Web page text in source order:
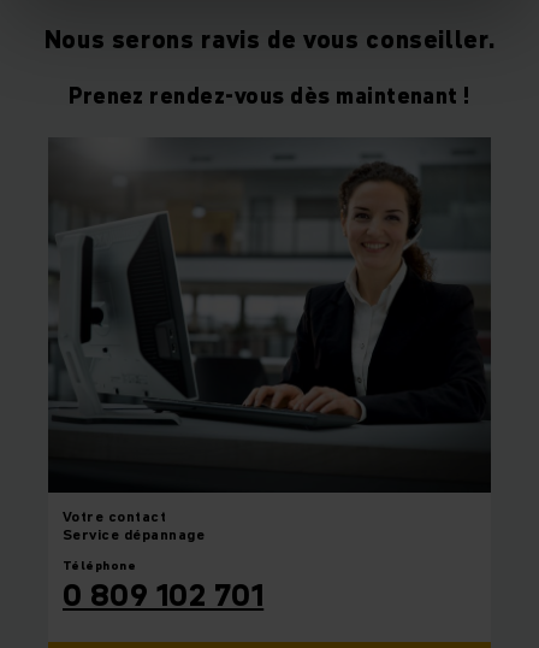
Nous serons ravis de vous conseiller.
Prenez rendez-vous dès maintenant !
Votre contact
Service dépannage
Téléphone
0 809 102 701